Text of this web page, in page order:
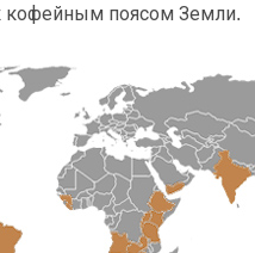
кофейным поясом Земли.